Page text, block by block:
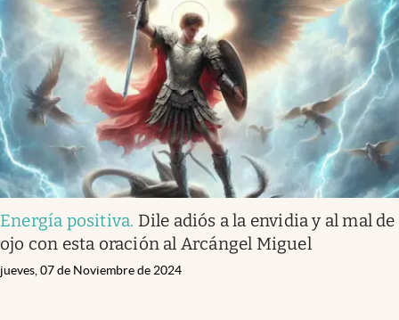
Energía positiva. Dile adiós a la envidia y al mal de
ojo con esta oración al Arcángel Miguel
jueves, 07 de Noviembre de 2024